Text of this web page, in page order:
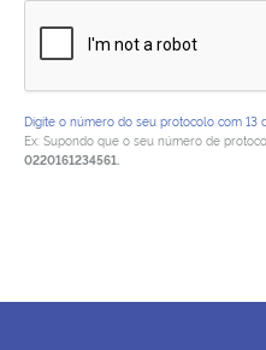
Auxiliares de
Contato
Digite o número do seu protocolo com 13
Ex: Supondo que o seu número de
0220161234561.